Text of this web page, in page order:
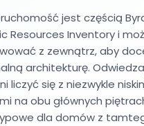
jest częścią
Resources Inventory i
z zewnątrz, aby
architekturę.
liczyć się z niezwykle
na obu głównych
dla domów z